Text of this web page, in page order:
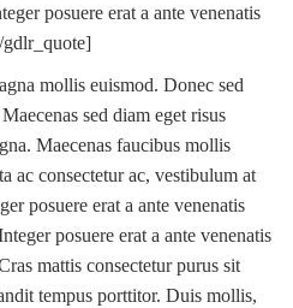
posuere erat a ante venenatis
gdlr_quote]
mollis euismod. Donec sed
sed diam eget risus
Maecenas faucibus mollis
ac consectetur ac, vestibulum at
posuere erat a ante venenatis
posuere erat a ante venenatis
mattis consectetur purus sit
tempus porttitor. Duis mollis,